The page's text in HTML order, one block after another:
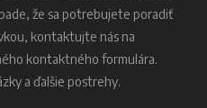
že sa potrebujete poradiť
kontaktujte nás na
kontaktného formulára.
a ďalšie postrehy.